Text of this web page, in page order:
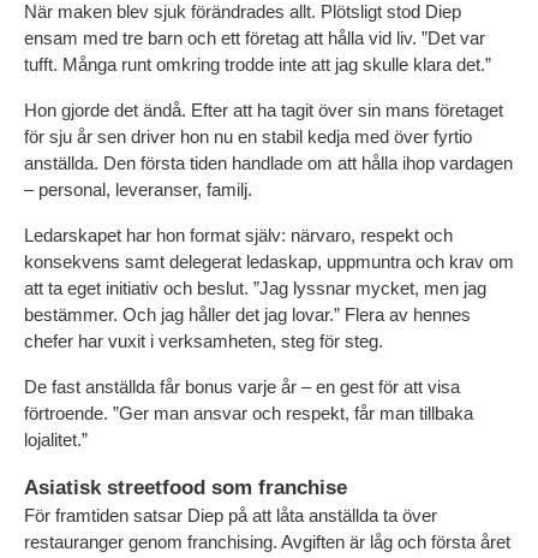
När maken blev sjuk förändrades allt. Plötsligt stod Diep
ensam med tre barn och ett företag att hålla vid liv. ”Det var
tufft. Många runt omkring trodde inte att jag skulle klara det.”
Hon gjorde det ändå. Efter att ha tagit över sin mans företaget
för sju år sen driver hon nu en stabil kedja med över fyrtio
anställda. Den första tiden handlade om att hålla ihop vardagen
– personal, leveranser, familj.
Ledarskapet har hon format själv: närvaro, respekt och
konsekvens samt delegerat ledaskap, uppmuntra och krav om
att ta eget initiativ och beslut. ”Jag lyssnar mycket, men jag
bestämmer. Och jag håller det jag lovar.” Flera av hennes
chefer har vuxit i verksamheten, steg för steg.
De fast anställda får bonus varje år – en gest för att visa
förtroende. ”Ger man ansvar och respekt, får man tillbaka
lojalitet.”
Asiatisk streetfood som franchise
För framtiden satsar Diep på att låta anställda ta över
restauranger genom franchising. Avgiften är låg och första året